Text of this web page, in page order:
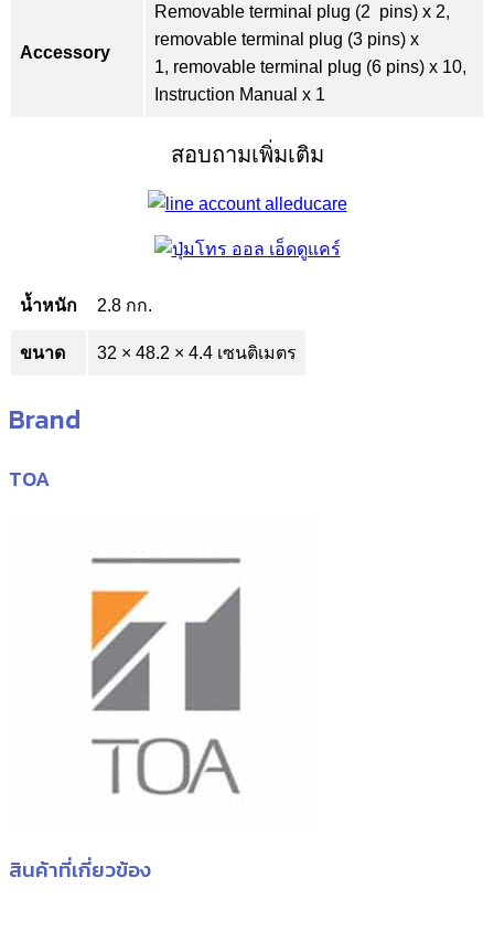
Accessory
Removable terminal plug (2 pins) x 2,
removable terminal plug (3 pins) x
1, removable terminal plug (6 pins) x 10,
Instruction Manual x 1
สอบถามเพิ่มเติม
น้ำหนัก 2.8 กก.
ขนาด 32 × 48.2 × 4.4 เซนติเมตร
Brand
TOA
สินค้าที่เกี่ยวข้อง